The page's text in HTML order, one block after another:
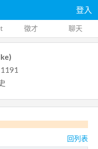
登入
徵才 聊天
)
1191
回列表